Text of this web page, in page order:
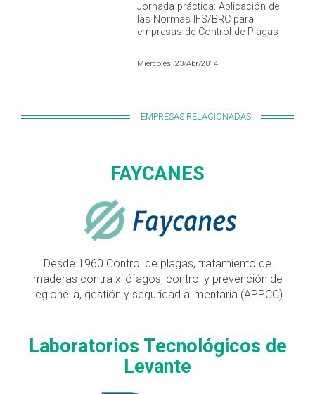
Jornada práctica: Aplicación de
las Normas IFS/BRC para
empresas de Control de Plagas
Miércoles, 23/Abr/2014
EMPRESAS RELACIONADAS
FAYCANES
Desde 1960 Control de plagas, tratamiento de
maderas contra xilófagos, control y prevención de
legionella, gestión y seguridad alimentaria (APPCC)
Laboratorios Tecnológicos de
Levante